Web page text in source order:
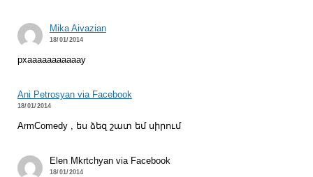
Mika Aivazian
18/01/2014
pxaaaaaaaaaaay
Ani Petrosyan via Facebook
18/01/2014
ArmComedy , ես ձեզ շատ եմ սիրում
Elen Mkrtchyan via Facebook
18/01/2014